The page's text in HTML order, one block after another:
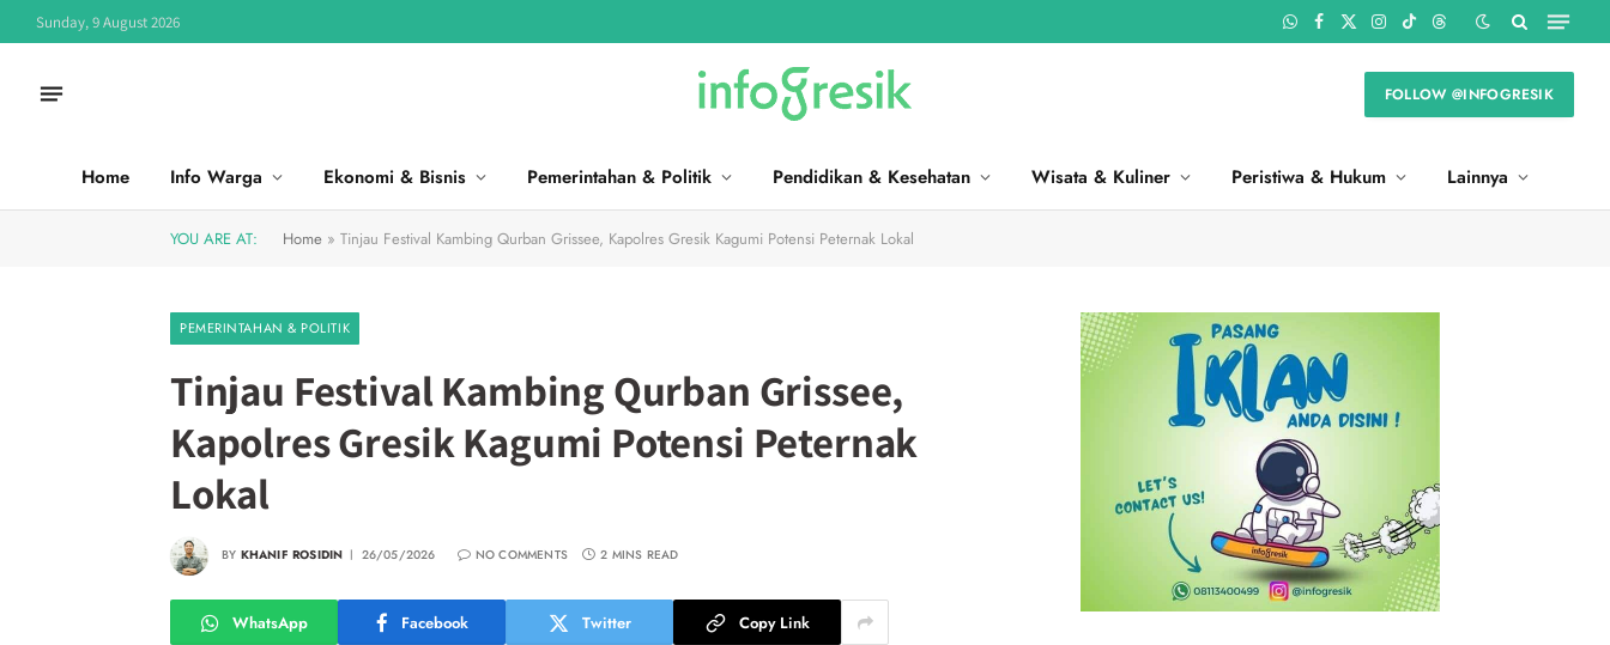
Sunday, 9 August 2026 WhatsApp
Facebook
X
Instagram
TikTokThreads
FOLLOW @INFOGRESIK
Home Info Warga Ekonomi & Bisnis Pemerintahan & Politik Pendidikan & Kesehatan Wisata & Kuliner Peristiwa & Hukum Lainnya
YOU ARE AT: Home » Tinjau Festival Kambing Qurban Grissee, Kapolres Gresik Kagumi Potensi Peternak Lokal
PEMERINTAHAN & POLITIK
Tinjau Festival Kambing Qurban Grissee,
Kapolres Gresik Kagumi Potensi Peternak
Lokal
BY KHANIF ROSIDIN 26/05/2026 NO COMMENTS 2 MINS READ
WhatsApp Facebook Twitter Copy Link